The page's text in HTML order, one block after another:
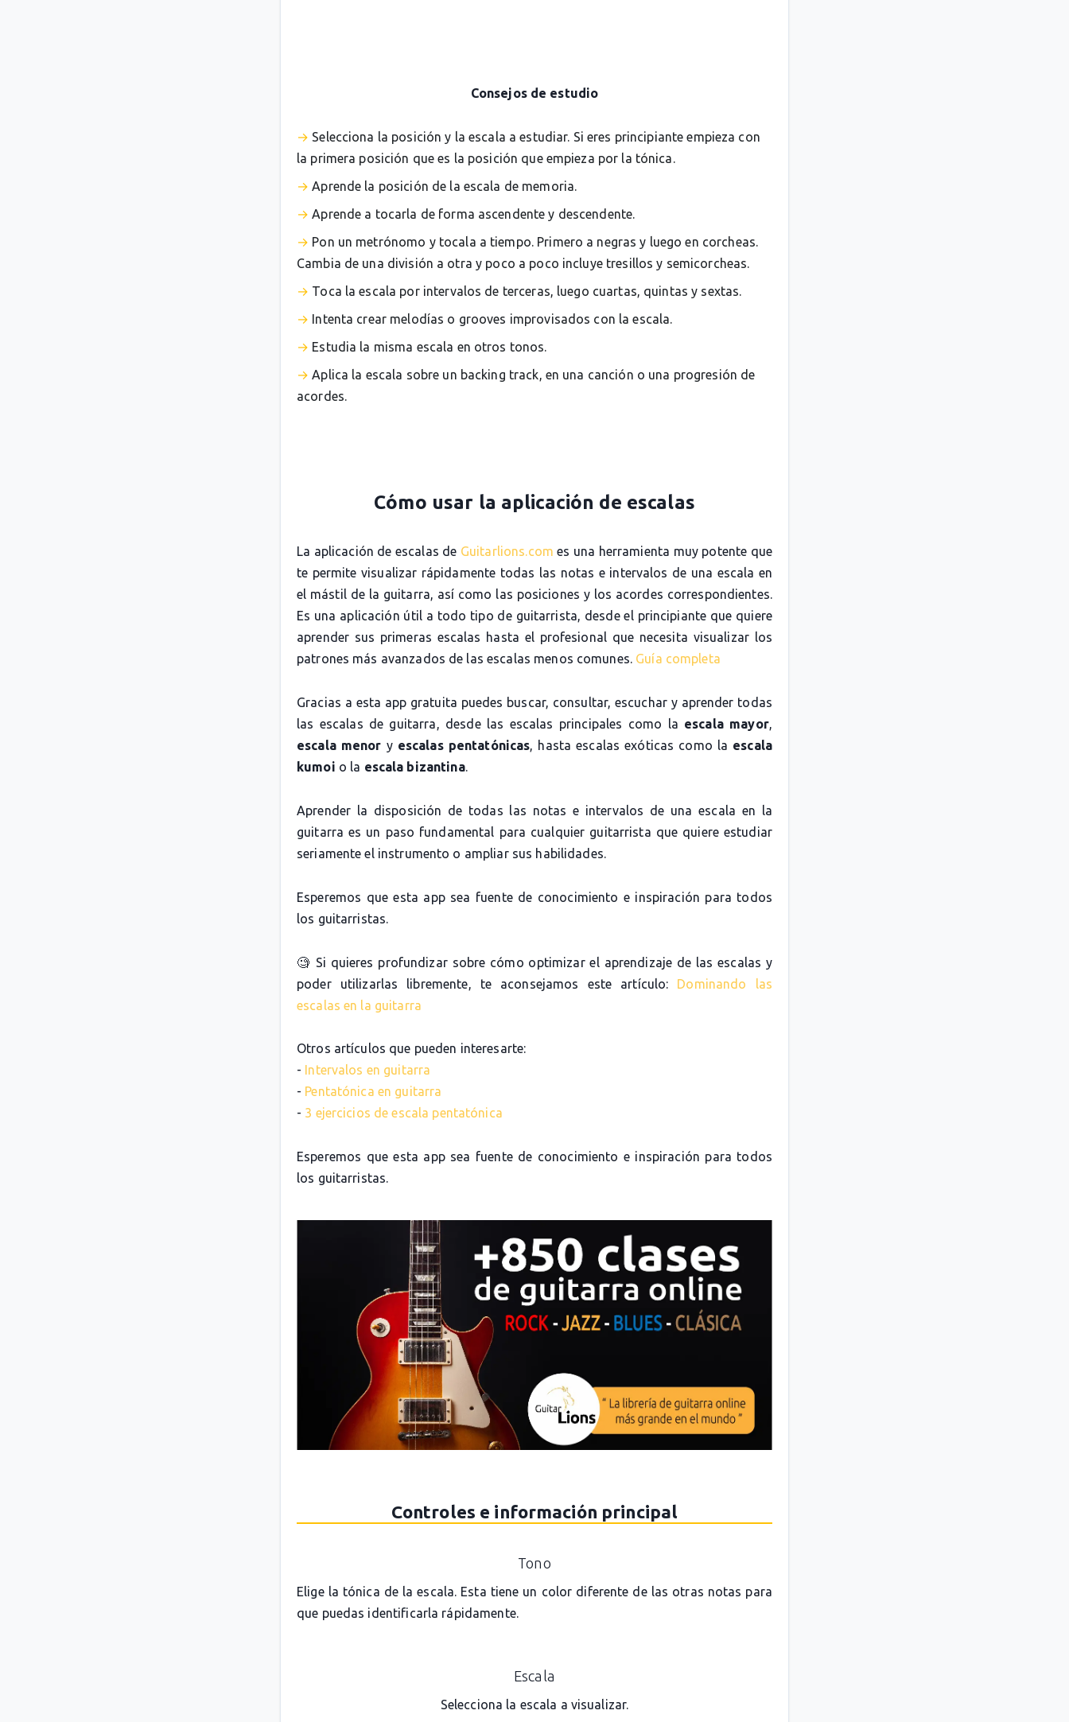
Consejos de estudio
Selecciona la posición y la escala a estudiar. Si eres principiante empieza con
la primera posición que es la posición que empieza por la tónica.
Aprende la posición de la escala de memoria.
Aprende a tocarla de forma ascendente y descendente.
Pon un metrónomo y tocala a tiempo. Primero a negras y luego en corcheas.
Cambia de una división a otra y poco a poco incluye tresillos y semicorcheas.
Toca la escala por intervalos de terceras, luego cuartas, quintas y sextas.
Intenta crear melodías o grooves improvisados con la escala.
Estudia la misma escala en otros tonos.
Aplica la escala sobre un backing track, en una canción o una progresión de
acordes.
Cómo usar la aplicación de escalas
La aplicación de escalas de Guitarlions.com es una herramienta muy potente que
te permite visualizar rápidamente todas las notas e intervalos de una escala en
el mástil de la guitarra, así como las posiciones y los acordes correspondientes.
Es una aplicación útil a todo tipo de guitarrista, desde el principiante que quiere
aprender sus primeras escalas hasta el profesional que necesita visualizar los
patrones más avanzados de las escalas menos comunes. Guía completa
Gracias a esta app gratuita puedes buscar, consultar, escuchar y aprender todas
las escalas de guitarra, desde las escalas principales como la escala mayor,
escala menor y escalas pentatónicas, hasta escalas exóticas como la escala
kumoi o la escala bizantina.
Aprender la disposición de todas las notas e intervalos de una escala en la
guitarra es un paso fundamental para cualquier guitarrista que quiere estudiar
seriamente el instrumento o ampliar sus habilidades.
Esperemos que esta app sea fuente de conocimiento e inspiración para todos
los guitarristas.
🧐 Si quieres profundizar sobre cómo optimizar el aprendizaje de las escalas y
poder utilizarlas libremente, te aconsejamos este artículo: Dominando las
escalas en la guitarra
Otros artículos que pueden interesarte:
- Intervalos en guitarra
- Pentatónica en guitarra
- 3 ejercicios de escala pentatónica
Esperemos que esta app sea fuente de conocimiento e inspiración para todos
los guitarristas.
Controles e información principal
Tono
Elige la tónica de la escala. Esta tiene un color diferente de las otras notas para
que puedas identificarla rápidamente.
Escala
Selecciona la escala a visualizar.